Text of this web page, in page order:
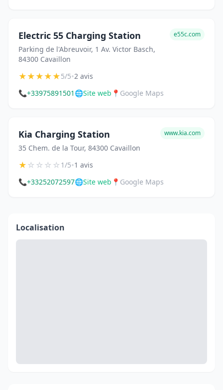
Electric 55 Charging Station
Parking de l'Abreuvoir, 1 Av. Victor Basch,
84300 Cavaillon
e55c.com
★★★★★5/5•2 avis
📞+33975891501 🌐Site web 📍 Google Maps
Kia Charging Station
35 Chem. de la Tour, 84300 Cavaillon
www.kia.com
★☆☆☆☆1/5•1 avis
📞+33252072597🌐Site web 📍 Google Maps
Localisation